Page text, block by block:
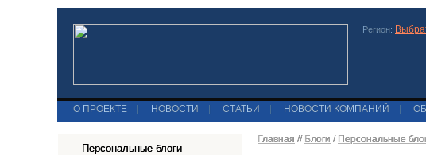
Регион:
О ПРОЕКТЕ НОВОСТИ СТАТЬИ НОВОСТИ КОМПАНИЙ
Персональные блоги
Главная // Блоги / Персональные